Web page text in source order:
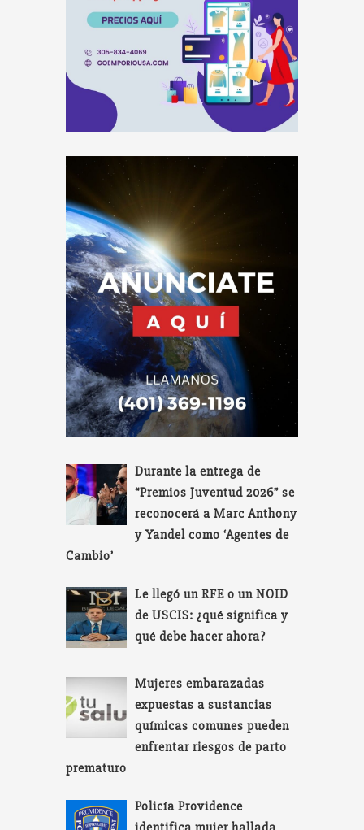
Durante la entrega de
“Premios Juventud 2026” se
reconocerá a Marc Anthony
y Yandel como ‘Agentes de
Cambio’
Le llegó un RFE o un NOID
de USCIS: ¿qué significa y
qué debe hacer ahora?
Mujeres embarazadas
expuestas a sustancias
químicas comunes pueden
enfrentar riesgos de parto
prematuro
Policía Providence